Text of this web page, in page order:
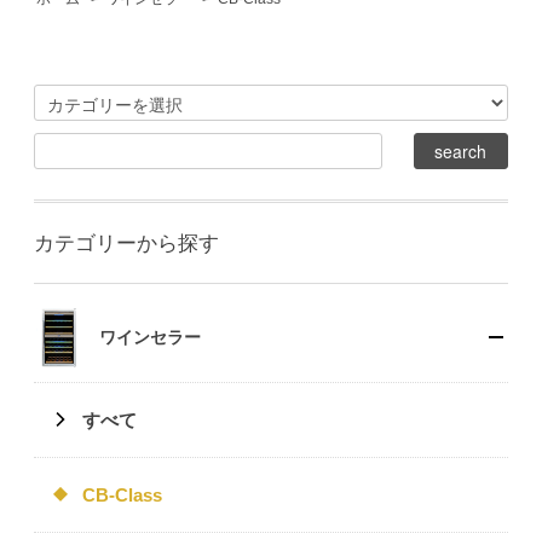
カテゴリーから探す
ワインセラー
すべて
CB-Class